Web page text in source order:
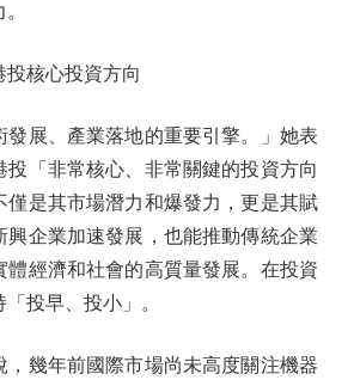
核心投資方向
展、產業落地的重要引擎。」她表
投「非常核心、非常關鍵的投資方向
僅是其市場潛力和爆發力，更是其賦
興企業加速發展，也能推動傳統企業
體經濟和社會的高質量發展。在投資
投早、投小」。
幾年前國際市場尚未高度關注機器